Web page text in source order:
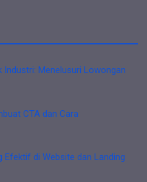
Industri: Menelusuri Lowongan
CTA dan Cara
Efektif di Website dan Landing